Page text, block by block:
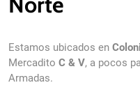
Estamos ubicados en
Mercadito C & V, a pocos
Armadas.